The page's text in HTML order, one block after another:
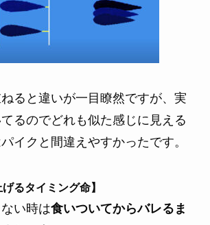
ると違いが一目瞭然ですが、実
るのでどれも似た感じに見える
イクと間違えやすかったです。
るタイミング命】
い時は食いついてからバレるま